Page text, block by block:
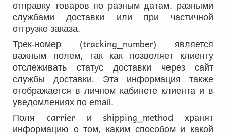
отправку товаров по разным датам, разными
службами доставки или при частичной
отгрузке заказа.
Трек-номер (tracking_number) является
важным полем, так как позволяет клиенту
отслеживать статус доставки через сайт
службы доставки. Эта информация также
отображается в личном кабинете клиента и в
уведомлениях по email.
Поля carrierи shipping_method хранят
информацию о том, каким способом и какой